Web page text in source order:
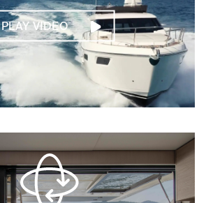
PLAY VIDEO